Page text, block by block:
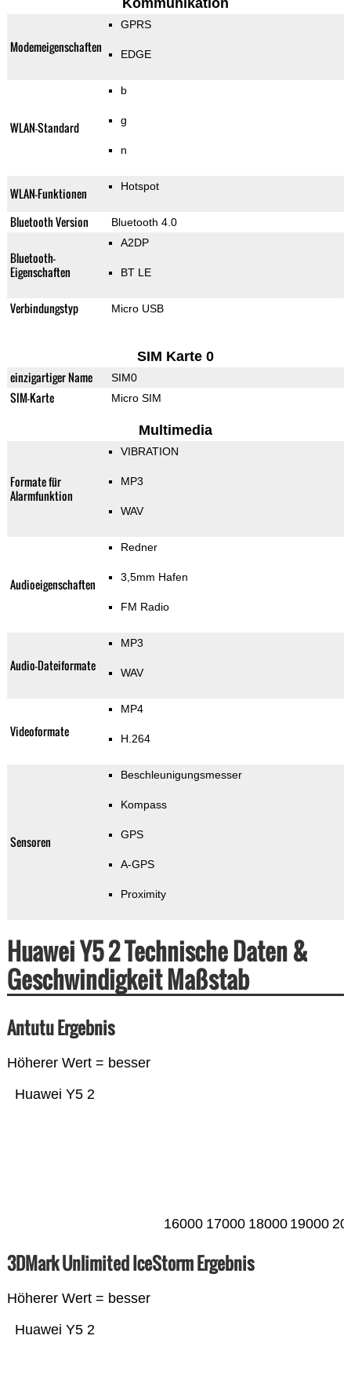
Kommunikation
Modemeigenschaften
GPRS
EDGE
WLAN-Standard
b
g
n
WLAN-Funktionen Hotspot
Bluetooth Version Bluetooth 4.0
Bluetooth-
Eigenschaften
A2DP
BT LE
Verbindungstyp Micro USB
SIM Karte 0
einzigartiger Name SIM0
SIM-Karte Micro SIM
Multimedia
Formate für
Alarmfunktion
VIBRATION
MP3
WAV
Audioeigenschaften
Redner
3,5mm Hafen
FM Radio
Audio-Dateiformate
MP3
WAV
Videoformate
MP4
H.264
Sensoren
Beschleunigungsmesser
Kompass
GPS
A-GPS
Proximity
Huawei Y5 2 Technische Daten &
Geschwindigkeit Maßstab
Antutu Ergebnis
Höherer Wert = besser
Huawei Y5 2
16000 17000 18000 19000
3DMark Unlimited IceStorm Ergebnis
Höherer Wert = besser
Huawei Y5 2